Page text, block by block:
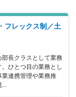
フレックス制／土
長クラスとして業務
ひとつ目の業務とし
連携管理や業務推